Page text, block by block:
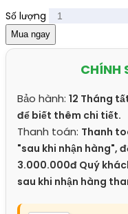
Số lượng
Mua ngay
CHÍNH
Bảo hành: 12 Tháng
để biết thêm chi tiết.
Thanh toán: Thanh
"sau khi nhận hàng",
3.000.000đ Quý
sau khi nhận hàng